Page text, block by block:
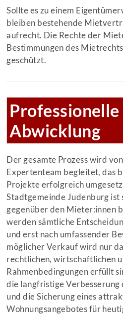
Sollte es zu einem
bleiben bestehende
aufrecht. Die Rechte der
Bestimmungen des
geschützt.
Professionelle
Abwicklung
Der gesamte Prozess wird
Expertenteam begleitet, das
Projekte erfolgreich
Stadtgemeinde Judenburg
gegenüber den Mieter:innen
werden sämtliche
und erst nach umfassender
möglicher Verkauf wird nur
rechtlichen, wirtschaftlichen
Rahmenbedingungen erfüllt
die langfristige
und die Sicherung eines
Wohnungsangebotes für